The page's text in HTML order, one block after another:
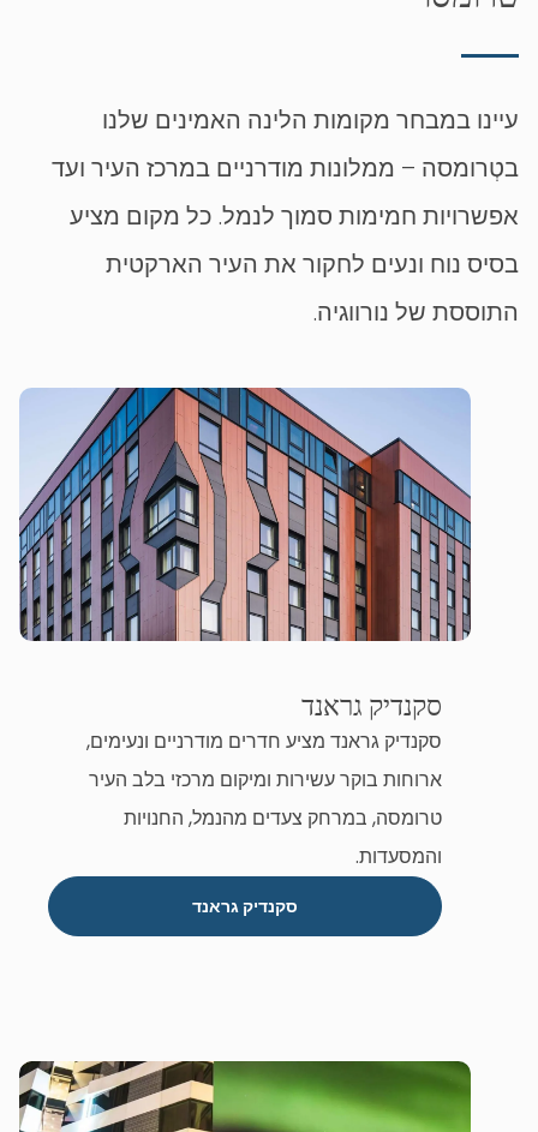
עיינו במבחר מקומות הלינה האמינים שלנו
בטְרומסה – ממלונות מודרניים במרכז העיר ועד
אפשרויות חמימות סמוך לנמל. כל מקום מציע
בסיס נוח ונעים לחקור את העיר הארקטית
התוססת של נורווגיה.
סקנדיק גראנד
סקנדיק גראנד מציע חדרים מודרניים ונעימים,
ארוחות בוקר עשירות ומיקום מרכזי בלב העיר
טרומסה, במרחק צעדים מהנמל, החנויות
והמסעדות.
סקנדיק גראנד